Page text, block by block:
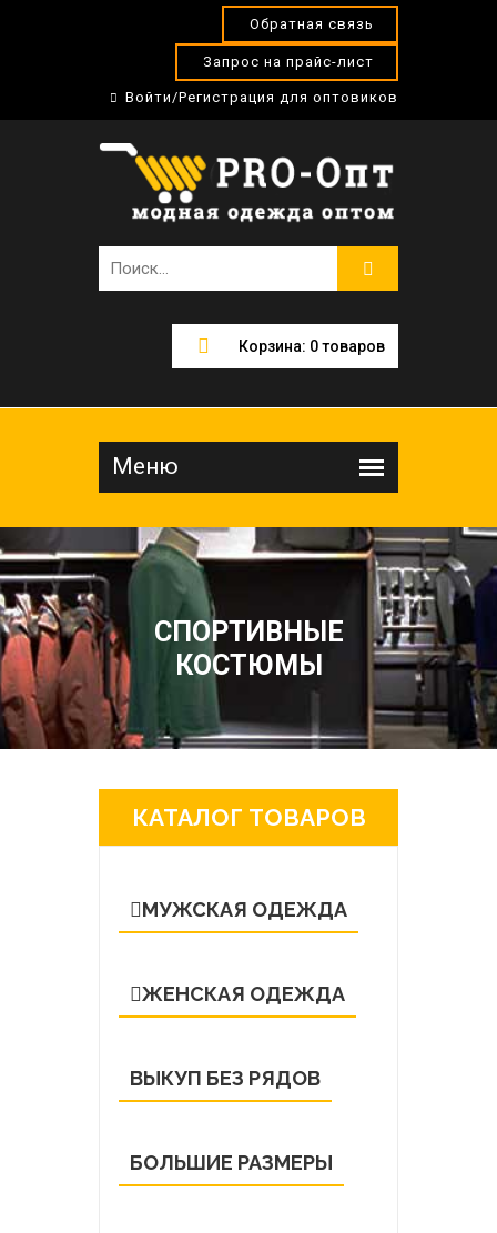
Обратная связь
Запрос на прайс-лист
Войти/Регистрация для оптовиков
Корзина: 0товаров
СПОРТИВНЫЕ
КОСТЮМЫ
КАТАЛОГ ТОВАРОВ
МУЖСКАЯ ОДЕЖДА
ЖЕНСКАЯ ОДЕЖДА
ВЫКУП БЕЗ РЯДОВ
БОЛЬШИЕ РАЗМЕРЫ